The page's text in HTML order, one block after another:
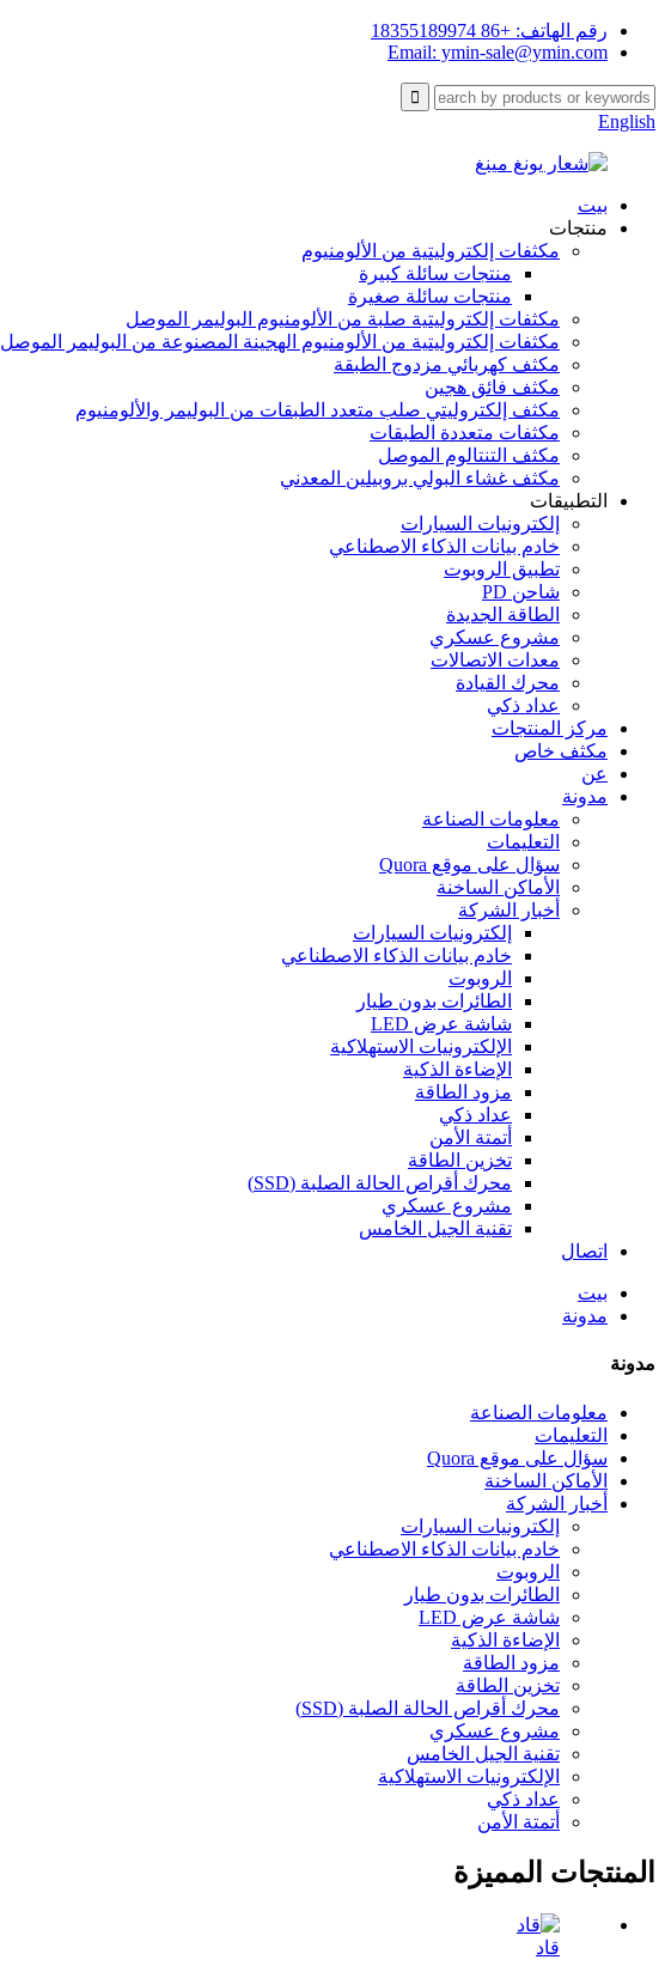
رقم الهاتف: +86 18355189974
Email: ymin-sale@ymin.com
English
بيت
منتجات
مكثفات إلكتروليتية من الألومنيوم
منتجات سائلة كبيرة
منتجات سائلة صغيرة
مكثفات إلكتروليتية صلبة من الألومنيوم البوليمر الموصل
مكثفات إلكتروليتية من الألومنيوم الهجينة المصنوعة من البوليمر الموصل
مكثف كهربائي مزدوج الطبقة
مكثف فائق هجين
مكثف إلكتروليتي صلب متعدد الطبقات من البوليمر والألومنيوم
مكثفات متعددة الطبقات
مكثف التنتالوم الموصل
مكثف غشاء البولي بروبيلين المعدني
التطبيقات
إلكترونيات السيارات
خادم بيانات الذكاء الاصطناعي
تطبيق الروبوت
شاحن PD
الطاقة الجديدة
مشروع عسكري
معدات الاتصالات
محرك القيادة
عداد ذكي
مركز المنتجات
مكثف خاص
عن
مدونة
معلومات الصناعة
التعليمات
سؤال على موقع Quora
الأماكن الساخنة
أخبار الشركة
إلكترونيات السيارات
خادم بيانات الذكاء الاصطناعي
الروبوت
الطائرات بدون طيار
شاشة عرض LED
الإلكترونيات الاستهلاكية
الإضاءة الذكية
مزود الطاقة
عداد ذكي
أتمتة الأمن
تخزين الطاقة
محرك أقراص الحالة الصلبة (SSD)
مشروع عسكري
تقنية الجيل الخامس
اتصال
بيت
مدونة
مدونة
معلومات الصناعة
التعليمات
سؤال على موقع Quora
الأماكن الساخنة
أخبار الشركة
إلكترونيات السيارات
خادم بيانات الذكاء الاصطناعي
الروبوت
الطائرات بدون طيار
شاشة عرض LED
الإضاءة الذكية
مزود الطاقة
تخزين الطاقة
محرك أقراص الحالة الصلبة (SSD)
مشروع عسكري
تقنية الجيل الخامس
الإلكترونيات الاستهلاكية
عداد ذكي
أتمتة الأمن
المنتجات المميزة
قاد